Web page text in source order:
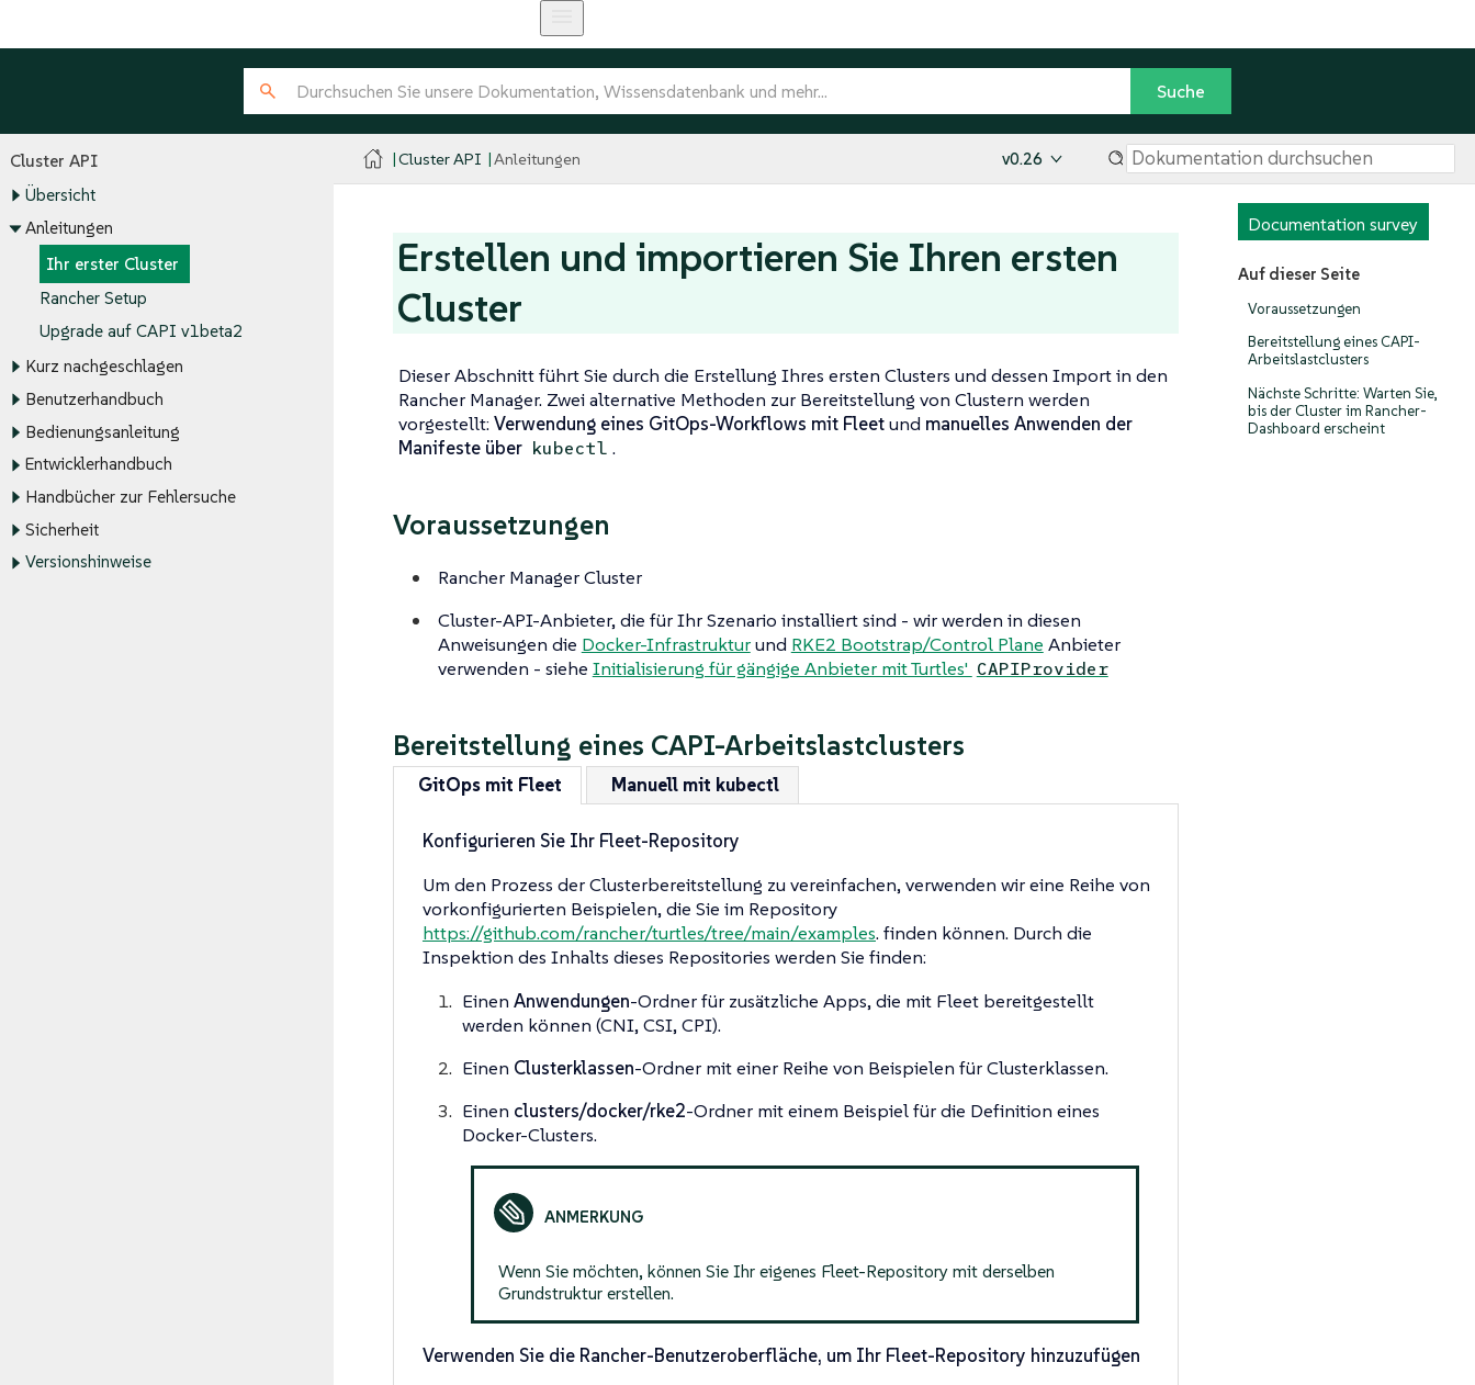
Cluster API
Übersicht
Anleitungen
Ihr erster Cluster
Rancher Setup
Upgrade auf CAPI v1beta2
Kurz nachgeschlagen
Benutzerhandbuch
Bedienungsanleitung
Entwicklerhandbuch
Handbücher zur Fehlersuche
Sicherheit
Versionshinweise
Cluster API Anleitungen v0.26
Documentation survey
Auf dieser Seite
Voraussetzungen
Bereitstellung eines CAPI-
Arbeitslastclusters
Nächste Schritte: Warten Sie,
bis der Cluster im Rancher-
Dashboard erscheint
Erstellen und importieren Sie Ihren ersten
Cluster
Dieser Abschnitt führt Sie durch die Erstellung Ihres ersten Clusters und dessen Import in den
Rancher Manager. Zwei alternative Methoden zur Bereitstellung von Clustern werden
vorgestellt:Verwendung eines GitOps-Workflows mit Fleetund manuelles Anwenden der
Manifeste über kubectl .
Voraussetzungen
Rancher Manager Cluster
Cluster-API-Anbieter, die für Ihr Szenario installiert sind - wir werden in diesen
Anweisungen die Docker-Infrastrukturund RKE2 Bootstrap/Control Plane Anbieter
verwenden - siehe Initialisierung für gängige Anbieter mit Turtles' CAPIProvider
Bereitstellung eines CAPI-Arbeitslastclusters
GitOps mit Fleet Manuell mit kubectl
Konfigurieren Sie Ihr Fleet-Repository
Um den Prozess der Clusterbereitstellung zu vereinfachen, verwenden wir eine Reihe von
vorkonfigurierten Beispielen, die Sie im Repository
https://github.com/rancher/turtles/tree/main/examples. finden können. Durch die
Inspektion des Inhalts dieses Repositories werden Sie finden:
Einen Anwendungen-Ordner für zusätzliche Apps, die mit Fleet bereitgestellt
werden können (CNI, CSI, CPI).
Einen Clusterklassen-Ordner mit einer Reihe von Beispielen für Clusterklassen.
Einen clusters/docker/rke2-Ordner mit einem Beispiel für die Definition eines
Docker-Clusters.
Wenn Sie möchten, können Sie Ihr eigenes Fleet-Repository mit derselben
Grundstruktur erstellen.
Verwenden Sie die Rancher-Benutzeroberfläche, um Ihr Fleet-Repository hinzuzufügen